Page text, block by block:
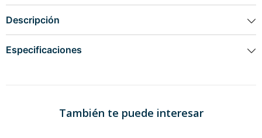
Descripción
Especificaciones
También te puede interesar